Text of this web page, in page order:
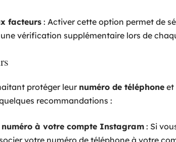
facteurs : Activer cette option permet de
vérification supplémentaire lors de
protéger leur numéro de téléphone et
recommandations :
à votre compte Instagram : Si
votre numéro de téléphone à votre